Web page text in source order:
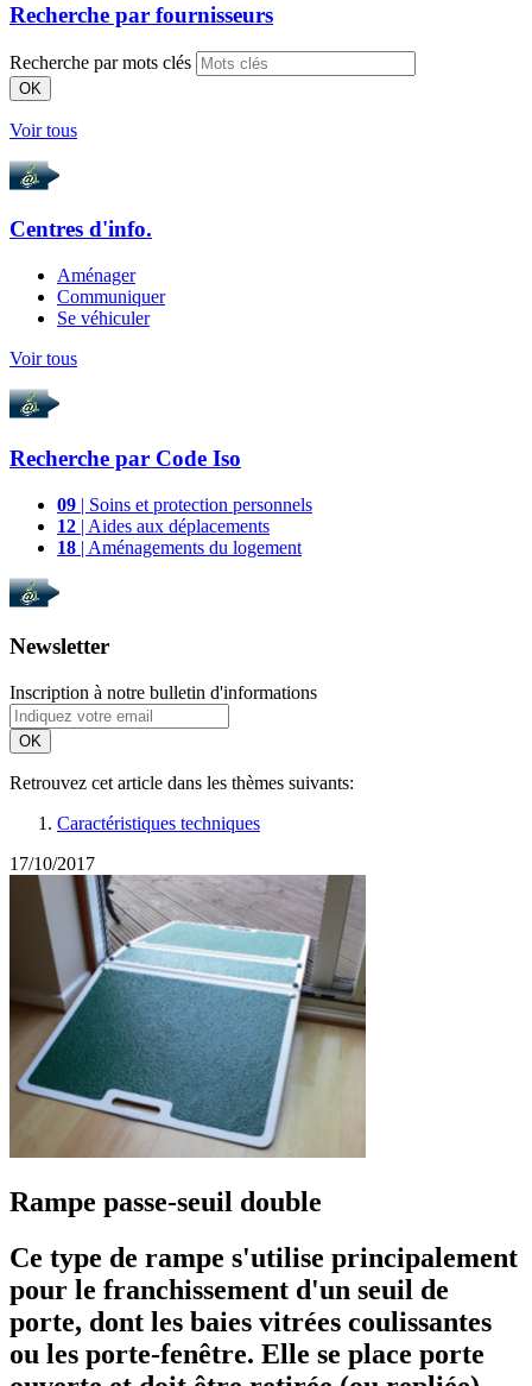
Recherche par fournisseurs
Recherche par mots clés
OK
Voir tous
Centres d'info.
Aménager
Communiquer
Se véhiculer
Voir tous
Recherche par Code Iso
09 | Soins et protection personnels
12 | Aides aux déplacements
18 | Aménagements du logement
Newsletter
Inscription à notre bulletin d'informations
OK
Retrouvez cet article dans les thèmes suivants:
Caractéristiques techniques
17/10/2017
Rampe passe-seuil double
Ce type de rampe s'utilise principalement
pour le franchissement d'un seuil de
porte, dont les baies vitrées coulissantes
ou les porte-fenêtre. Elle se place porte